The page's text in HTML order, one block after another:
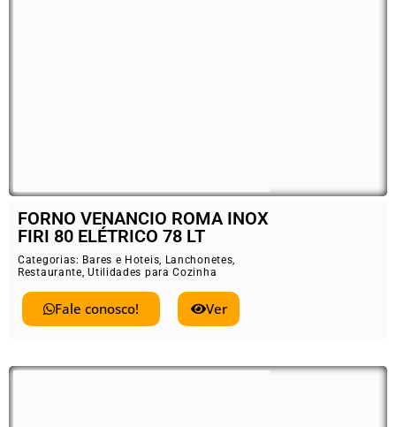
FORNO VENANCIO ROMA INOX
FIRI 80 ELÉTRICO 78 LT
Categorias: Bares e Hoteis, Lanchonetes,
Restaurante,Utilidades para Cozinha
Fale conosco! Ver